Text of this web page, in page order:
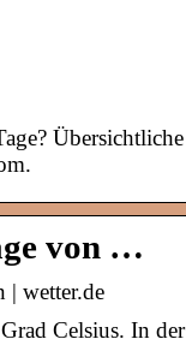
Übersichtliche
von …
| wetter.de
Celsius. In der